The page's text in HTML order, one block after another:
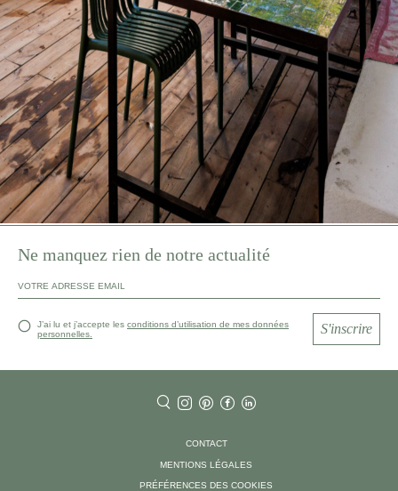
Ne manquez rien de notre actualité
J’ai lu et j’accepte les conditions d’utilisation de mes données
personnelles.
S'inscrire
CONTACT
MENTIONS LÉGALES
PRÉFÉRENCES DES COOKIES